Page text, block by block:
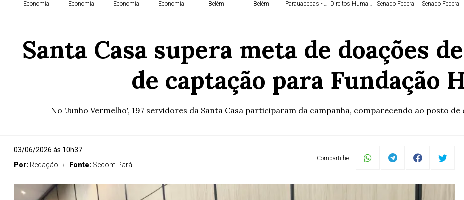
Economia Economia Economia Economia Belém Belém Parauapebas - PA Direitos HumanosSenado Federal Senado Federal
Santa Casa supera meta de doações
de captação para Fundação
No 'Junho Vermelho', 197 servidores da Santa Casa participaram da campanha, comparecendo ao posto
03/06/2026 às 10h37
Por: Redação Fonte: Secom Pará
Compartilhe: